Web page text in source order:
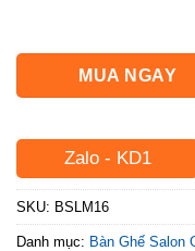
MUA NGAY
Zalo - KD1
SKU: BSLM16
Danh mục: Bàn Ghế Salon